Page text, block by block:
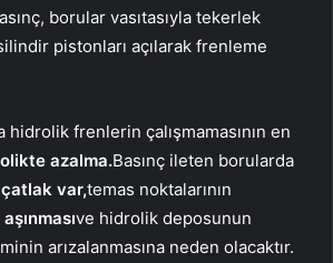
borular vasıtasıyla tekerlek
pistonları açılarak frenleme
frenlerin çalışmamasının en
azalma.Basınç ileten borularda
çatlak var,temas noktalarının
ve hidrolik deposunun
arızalanmasına neden olacaktır.